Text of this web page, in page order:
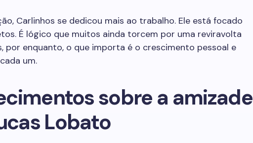
Carlinhos se dedicou mais ao trabalho. Ele está focado
É lógico que muitos ainda torcem por uma reviravolta
por enquanto, o que importa é o crescimento pessoal e
um.
sobre a amizade
Lobato